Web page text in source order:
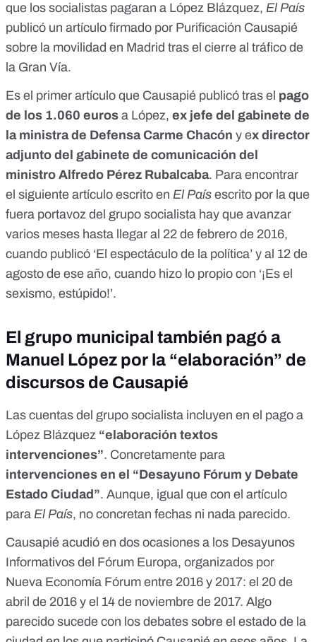
que los socialistas pagaran a López Blázquez, El País
publicó un artículo firmado por Purificación Causapié
sobre la movilidad en Madrid tras el cierre al tráfico de
la Gran Vía.
Es el primer artículo que Causapié publicó tras el pago
de los 1.060 euros a López, ex jefe del gabinete de
la ministra de Defensa Carme Chacón y ex director
adjunto del gabinete de comunicación del
ministro Alfredo Pérez Rubalcaba. Para encontrar
el siguiente artículo escrito en El País escrito por la que
fuera portavoz del grupo socialista hay que avanzar
varios meses hasta llegar al 22 de febrero de 2016,
cuando publicó ‘El espectáculo de la política’ y al 12 de
agosto de ese año, cuando hizo lo propio con ‘¡Es el
sexismo, estúpido!’.
El grupo municipal también pagó a
Manuel López por la “elaboración” de
discursos de Causapié
Las cuentas del grupo socialista incluyen en el pago a
López Blázquez “elaboración textos
intervenciones”. Concretamente para
intervenciones en el “Desayuno Fórum y Debate
Estado Ciudad”. Aunque, igual que con el artículo
para El País, no concretan fechas ni nada parecido.
Causapié acudió en dos ocasiones a los Desayunos
Informativos del Fórum Europa, organizados por
Nueva Economía Fórum entre 2016 y 2017: el 20 de
abril de 2016 y el 14 de noviembre de 2017. Algo
parecido sucede con los debates sobre el estado de la